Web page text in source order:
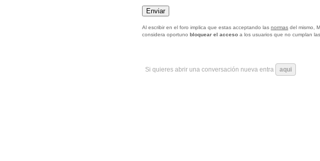
Al escribir en el foro implica que estas acceptando las normas del mismo,
considera oportuno bloquear el acceso a los usuarios que no cumplan
Si quieres abrir una conversación nueva entra aqui